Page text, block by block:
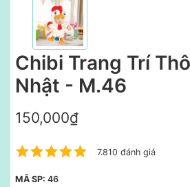
Chibi Trang Trí
Nhật - M.46
150,000₫
7.810 đánh giá
MÃ SP: 46